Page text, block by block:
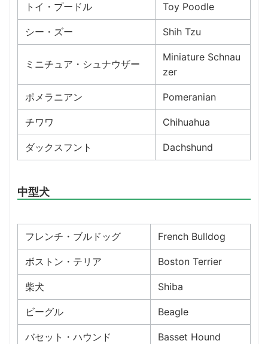
トイ・プードル Toy Poodle
シー・ズー Shih Tzu
ミニチュア・シュナウザー
Miniature Schnau
zer
ポメラニアン Pomeranian
チワワ Chihuahua
ダックスフント Dachshund
中型犬
フレンチ・ブルドッグ French Bulldog
ボストン・テリア Boston Terrier
柴犬 Shiba
ビーグル Beagle
バセット・ハウンド Basset Hound